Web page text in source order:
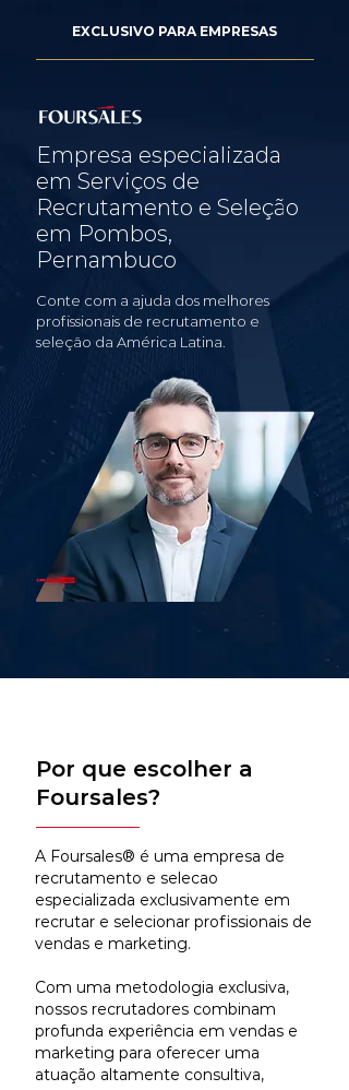
EXCLUSIVO PARA EMPRESAS
Empresa especializada
em Serviços de
Recrutamento e Seleção
em Pombos,
Pernambuco
Conte com a ajuda dos melhores
profissionais de recrutamento e
seleção da América Latina.
Por que escolher a
Foursales?
A Foursales® é uma empresa de
recrutamento e selecao
especializada exclusivamente em
recrutar e selecionar profissionais de
vendas e marketing.
Com uma metodologia exclusiva,
nossos recrutadores combinam
profunda experiência em vendas e
marketing para oferecer uma
atuação altamente consultiva,